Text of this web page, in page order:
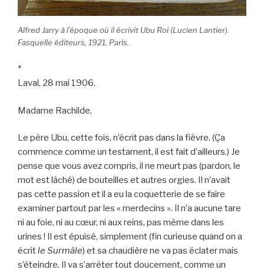
Alfred Jarry à l’époque où il écrivit Ubu Roi (Lucien Lantier).
Fasquelle éditeurs, 1921, Paris.
*
Laval, 28 mai 1906.
Madame Rachilde,
Le père Ubu, cette fois, n’écrit pas dans la fièvre. (Ça
commence comme un testament, il est fait d’ailleurs.) Je
pense que vous avez compris, il ne meurt pas (pardon, le
mot est lâché) de bouteilles et autres orgies. Il n’avait
pas cette passion et il a eu la coquetterie de se faire
examiner partout par les « merdecins ». Il n’a aucune tare
ni au foie, ni au cœur, ni aux reins, pas même dans les
urines ! Il est épuisé, simplement (fin curieuse quand on a
écritle Surmâle) et sa chaudière ne va pas éclater mais
s’éteindre. Il va s’arrêter tout doucement, comme un